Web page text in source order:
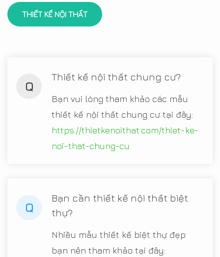
THIẾT KẾ NỘI THẤT
Q
Thiết kế nội thất chung cư?
Bạn vui lòng tham khảo các mẫu
thiết kế nội thất chung cư tại đây:
https://thietkenoithat.com/thiet-ke-
noi-that-chung-cu
Q
Bạn cần thiết kế nội thất biệt
thự?
Nhiều mẫu thiết kế biệt thự đẹp
bạn nên tham khảo tại đây: